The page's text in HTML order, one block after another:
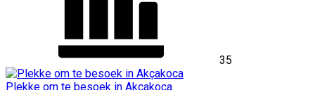
35
Plekke om te besoek in Akçakoca